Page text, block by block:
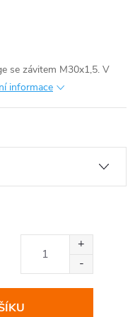
se závitem M30x1,5. V
informace